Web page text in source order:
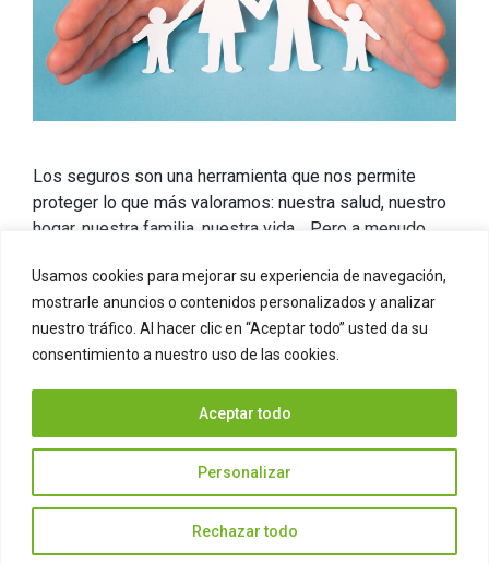
Usamos cookies para mejorar su experiencia de navegación,
mostrarle anuncios o contenidos personalizados y analizar
nuestro tráfico. Al hacer clic en “Aceptar todo” usted da su
consentimiento a nuestro uso de las cookies.
Personalizar
Rechazar todo
Aceptar todo
Los seguros son una herramienta que nos permite
proteger lo que más valoramos: nuestra salud, nuestro
hogar, nuestra familia, nuestra vida… Pero a menudo
que existen. Una de las confusiones más frecuentes
se produce porque mucha gente no conoce la
diferencia entre un seguro de vida y …Leer más
Categorías
seguro de decesos
© 2026 Ascase• Creado con